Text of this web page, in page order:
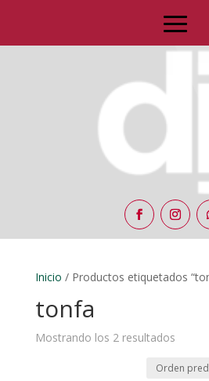
Inicio / Productos etiquetados
tonfa
Mostrando los 2 resultados